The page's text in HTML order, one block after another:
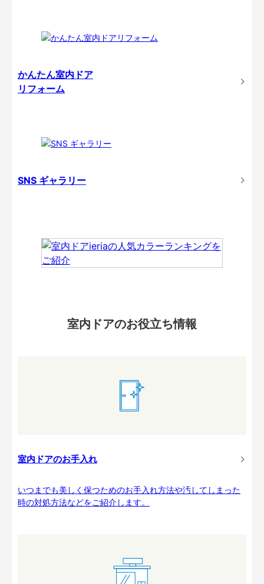
かんたん室内ドア
リフォーム
SNS ギャラリー
室内ドアのお役立ち情報
室内ドアのお手入れ
いつまでも美しく保つためのお手入れ方法や汚してしまった
時の対処方法などをご紹介します。